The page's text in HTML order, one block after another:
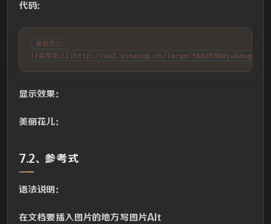
代码：
美丽花儿：
![美丽花儿](http://ww2.sinaimg.cn/large/
显示效果：
美丽花儿：
7.2、参考式
语法说明：
在文档要插入图片的地方写图片Alt